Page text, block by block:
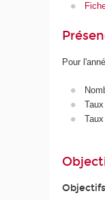
Pour